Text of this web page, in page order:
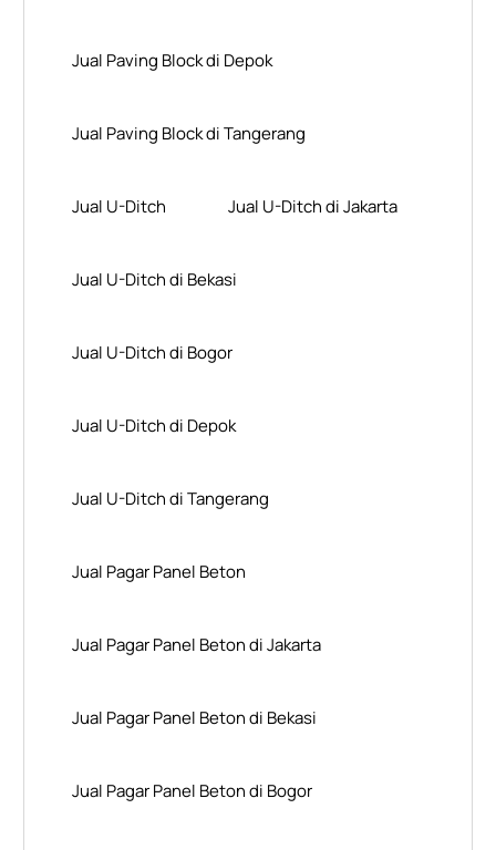
Jual Paving Block di Depok
Jual Paving Block di Tangerang
Jual U-Ditch Jual U-Ditch di Jakarta
Jual U-Ditch di Bekasi
Jual U-Ditch di Bogor
Jual U-Ditch di Depok
Jual U-Ditch di Tangerang
Jual Pagar Panel Beton
Jual Pagar Panel Beton di Jakarta
Jual Pagar Panel Beton di Bekasi
Jual Pagar Panel Beton di Bogor